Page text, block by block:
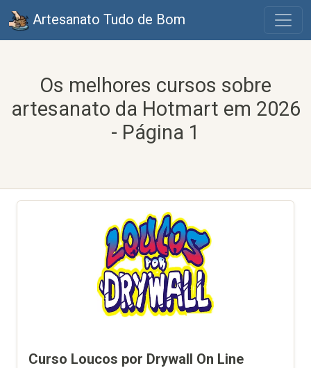
Artesanato Tudo de Bom
Os melhores cursos sobre
artesanato da Hotmart em 2026
- Página 1
Curso Loucos por Drywall On Line